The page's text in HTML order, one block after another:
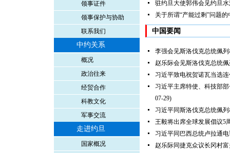
领事证件
领事保护与协助
联系我们
中约关系
概况
政治往来
经贸合作
科教文化
军事交流
走进约旦
国家概况
驻约旦大使郭伟会见约旦
关于所谓“产能过剩”问题
中国要闻
李强会见斯洛伐克总统佩
赵乐际会见斯洛伐克总统
习近平致电祝贺诺瓦当选
习近平主席特使、科技部
07-29)
习近平同斯洛伐克总统佩
王毅将出席全球发展倡议5
习近平同巴西总统卢拉通
赵乐际同捷克众议长冈村